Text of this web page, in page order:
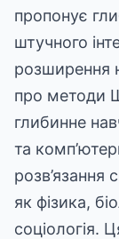
пропонує
штучного
розширення
про методи
глибинне
та
розв’язання
як фізика,
соціологія.